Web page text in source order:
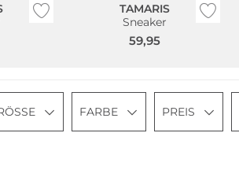
TAMARIS
Sneaker
59,95
FARBE PREIS